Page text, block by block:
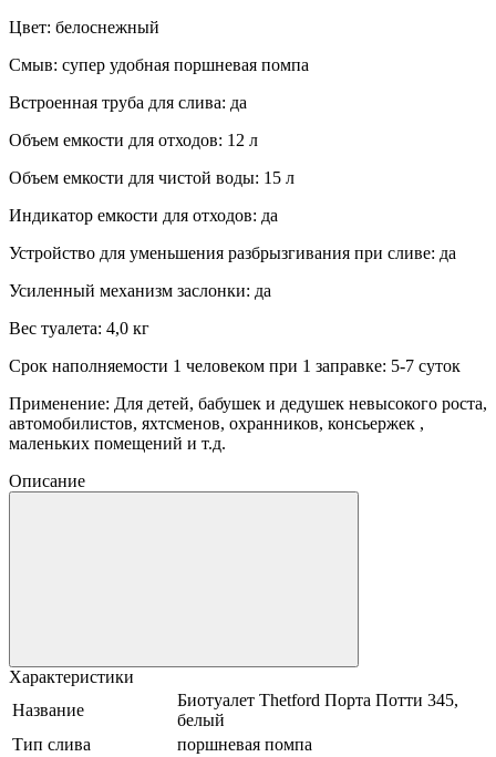
Цвет: белоснежный
Смыв: супер удобная поршневая помпа
Встроенная труба для слива: да
Объем емкости для отходов: 12 л
Объем емкости для чистой воды: 15 л
Индикатор емкости для отходов: да
Устройство для уменьшения разбрызгивания при сливе: да
Усиленный механизм заслонки: да
Вес туалета: 4,0 кг
Срок наполняемости 1 человеком при 1 заправке: 5-7 суток
Применение: Для детей, бабушек и дедушек невысокого роста,
автомобилистов, яхтсменов, охранников, консьержек ,
маленьких помещений и т.д.
Описание
Характеристики
Название
Биотуалет Thetford Порта Потти 345,
белый
Тип слива
поршневая помпа